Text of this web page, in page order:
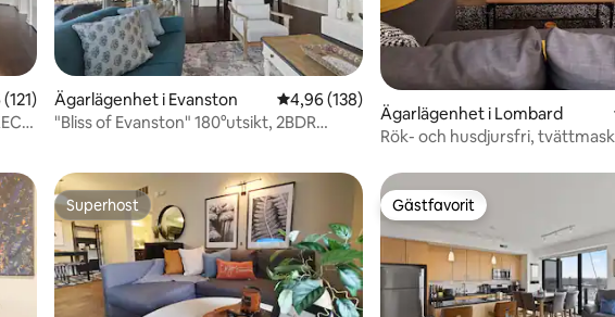
5 i genomsnittligt betyg, 121 omdömen
Ägarlägenhet i Evanston 4,96 av 5 i genomsnittligt betyg, 138
4,96 (138)
"Bliss of Evanston" 180°utsikt, 2BDR
Ägarlägenhet i Lombard
Rök- och husdjursfri,
Superhost
Superhost Gästfavorit
Gästfavorit